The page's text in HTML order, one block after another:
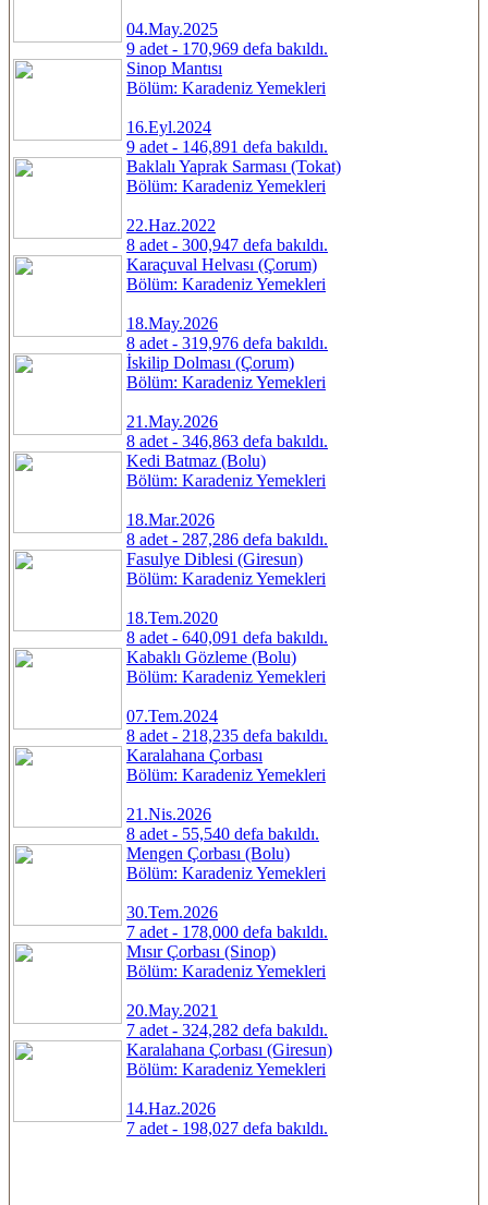
04.May.2025
9 adet - 170,969 defa bakıldı.
Sinop Mantısı
Bölüm: Karadeniz Yemekleri
16.Eyl.2024
9 adet - 146,891 defa bakıldı.
Baklalı Yaprak Sarması (Tokat)
Bölüm: Karadeniz Yemekleri
22.Haz.2022
8 adet - 300,947 defa bakıldı.
Karaçuval Helvası (Çorum)
Bölüm: Karadeniz Yemekleri
18.May.2026
8 adet - 319,976 defa bakıldı.
İskilip Dolması (Çorum)
Bölüm: Karadeniz Yemekleri
21.May.2026
8 adet - 346,863 defa bakıldı.
Kedi Batmaz (Bolu)
Bölüm: Karadeniz Yemekleri
18.Mar.2026
8 adet - 287,286 defa bakıldı.
Fasulye Diblesi (Giresun)
Bölüm: Karadeniz Yemekleri
18.Tem.2020
8 adet - 640,091 defa bakıldı.
Kabaklı Gözleme (Bolu)
Bölüm: Karadeniz Yemekleri
07.Tem.2024
8 adet - 218,235 defa bakıldı.
Karalahana Çorbası
Bölüm: Karadeniz Yemekleri
21.Nis.2026
8 adet - 55,540 defa bakıldı.
Mengen Çorbası (Bolu)
Bölüm: Karadeniz Yemekleri
30.Tem.2026
7 adet - 178,000 defa bakıldı.
Mısır Çorbası (Sinop)
Bölüm: Karadeniz Yemekleri
20.May.2021
7 adet - 324,282 defa bakıldı.
Karalahana Çorbası (Giresun)
Bölüm: Karadeniz Yemekleri
14.Haz.2026
7 adet - 198,027 defa bakıldı.